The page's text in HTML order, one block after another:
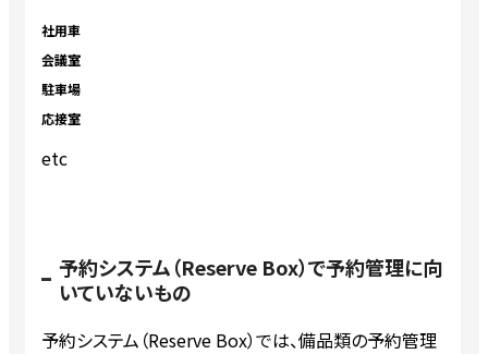
社用車
会議室
駐車場
応接室
etc
予約システム（Reserve Box）で予約管理に向
いていないもの
予約システム（Reserve Box）では、備品類の予約管理